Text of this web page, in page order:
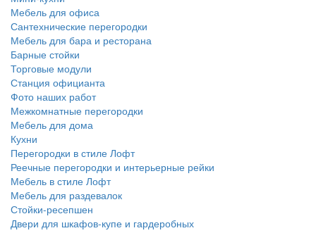
Мебель для офиса
Сантехнические перегородки
Мебель для бара и ресторана
Барные стойки
Торговые модули
Станция официанта
Фото наших работ
Межкомнатные перегородки
Мебель для дома
Кухни
Перегородки в стиле Лофт
Реечные перегородки и интерьерные рейки
Мебель в стиле Лофт
Мебель для раздевалок
Стойки-ресепшен
Двери для шкафов-купе и гардеробных